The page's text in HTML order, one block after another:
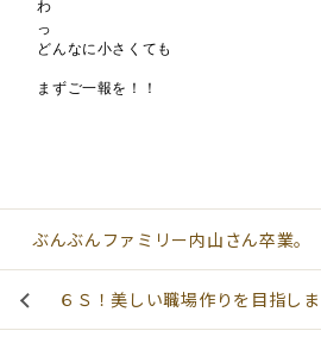
どんなに小さくても
まずご一報を！！
ぶんぶんファミリー内山さん卒業。
６Ｓ！美しい職場作りを目指し